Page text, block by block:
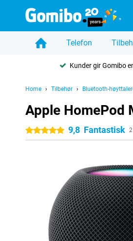
Telefon
Kunder gir Gomibo
Home Tilbehør Bluetooth-
Apple HomePod
5 stjerner9,8 Fantastisk